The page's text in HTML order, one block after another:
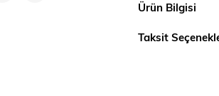
Ürün Bilgisi
Taksit